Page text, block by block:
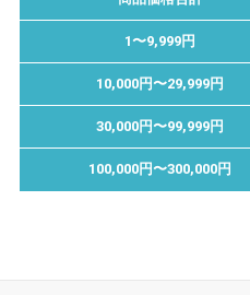
1〜9,999円
10,000円〜29,999円
30,000円〜99,999円
100,000円〜300,000円